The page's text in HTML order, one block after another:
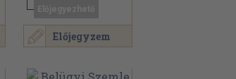
Előjegyzem